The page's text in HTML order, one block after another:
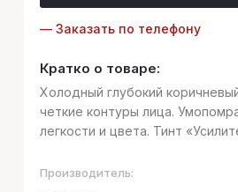
— Заказать по телефону
Кратко о товаре:
Холодный глубокий
четкие контуры лица.
легкости и цвета. Тинт
черты лица, словно магический
Производитель: